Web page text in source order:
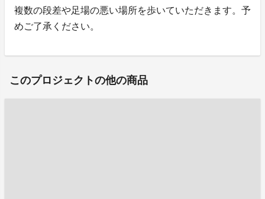
複数の段差や足場の悪い場所を歩いていただきます。予
めご了承ください。
このプロジェクトの他の商品